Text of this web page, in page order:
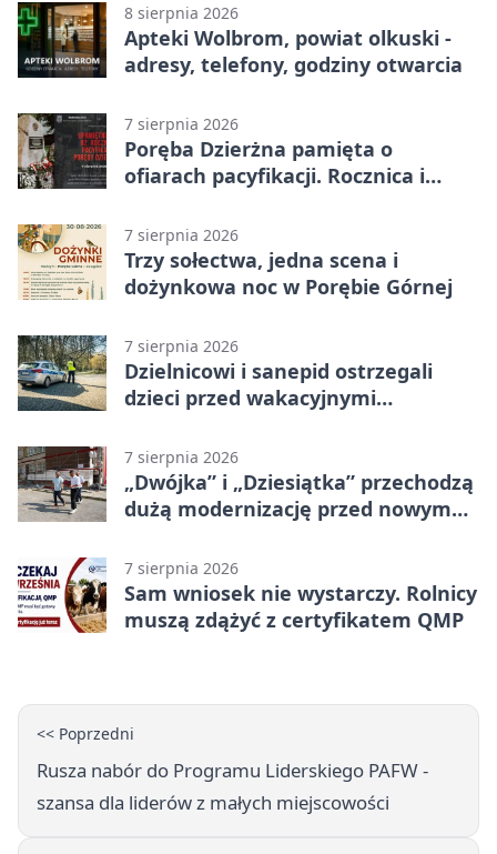
8 sierpnia 2026
Apteki Wolbrom, powiat olkuski -
adresy, telefony, godziny otwarcia
7 sierpnia 2026
Poręba Dzierżna pamięta o
ofiarach pacyfikacji. Rocznica i
7 sierpnia 2026
Trzy sołectwa, jedna scena i
dożynkowa noc w Porębie Górnej
7 sierpnia 2026
Dzielnicowi i sanepid ostrzegali
dzieci przed wakacyjnymi
7 sierpnia 2026
„Dwójka” i „Dziesiątka” przechodzą
dużą modernizację przed nowym
7 sierpnia 2026
Sam wniosek nie wystarczy. Rolnicy
muszą zdążyć z certyfikatem QMP
<< Poprzedni
Rusza nabór do Programu Liderskiego PAFW -
szansa dla liderów z małych miejscowości